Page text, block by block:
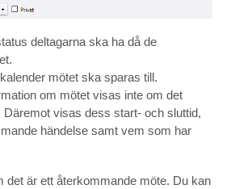
deltagarna ska ha då de
mötet ska sparas till.
om mötet visas inte om det
visas dess start- och sluttid,
händelse samt vem som har
det är ett återkommande möte. Du kan